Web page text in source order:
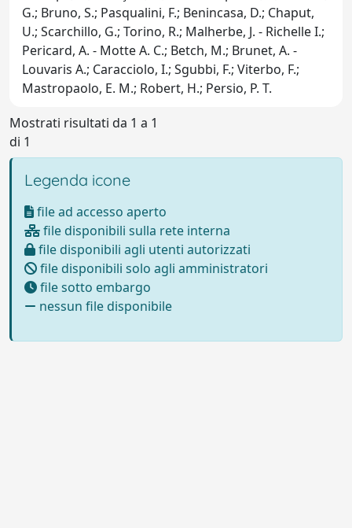
G.; Bruno, S.; Pasqualini, F.; Benincasa, D.; Chaput,
U.; Scarchillo, G.; Torino, R.; Malherbe, J. - Richelle I.;
Pericard, A. - Motte A. C.; Betch, M.; Brunet, A. -
Louvaris A.; Caracciolo, I.; Sgubbi, F.; Viterbo, F.;
Mastropaolo, E. M.; Robert, H.; Persio, P. T.
Mostrati risultati da 1 a 1
di 1
Legenda icone
file ad accesso aperto
file disponibili sulla rete interna
file disponibili agli utenti autorizzati
file disponibili solo agli amministratori
file sotto embargo
nessun file disponibile